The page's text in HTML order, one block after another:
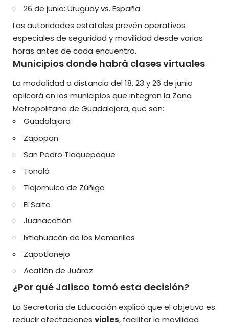
26 de junio: Uruguay vs. España
Las autoridades estatales prevén operativos
especiales de seguridad y movilidad desde varias
horas antes de cada encuentro.
Municipios donde habrá clases virtuales
La modalidad a distancia del 18, 23 y 26 de junio
aplicará en los municipios que integran la Zona
Metropolitana de Guadalajara, que son:
Guadalajara
Zapopan
San Pedro Tlaquepaque
Tonalá
Tlajomulco de Zúñiga
El Salto
Juanacatlán
Ixtlahuacán de los Membrillos
Zapotlanejo
Acatlán de Juárez
¿Por qué Jalisco tomó esta decisión?
La Secretaría de Educación explicó que el objetivo es
reducir afectaciones viales, facilitar la movilidad